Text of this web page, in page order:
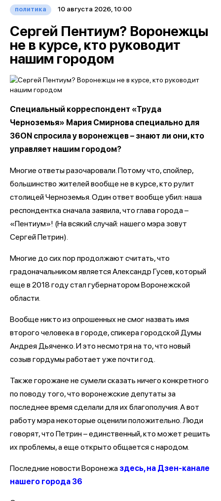
политика 10 августа 2026, 10:00
Сергей Пентиум? Воронежцы
не в курсе, кто руководит
нашим городом
Специальный корреспондент «Труда
Черноземья» Мария Смирнова специально для
36ON спросила у воронежцев – знают ли они, кто
управляет нашим городом?
Многие ответы разочаровали. Потому что, спойлер,
большинство жителей вообще не в курсе, кто рулит
столицей Черноземья. Один ответ вообще убил: наша
респондентка сначала заявила, что глава города –
«Пентиум»! (На всякий случай: нашего мэра зовут
Сергей Петрин).
Многие до сих пор продолжают считать, что
градоначальником является Александр Гусев, который
еще в 2018 году стал губернатором Воронежской
области.
Вообще никто из опрошенных не смог назвать имя
второго человека в городе, спикера городской Думы
Андрея Дьяченко. И это несмотря на то, что новый
созыв гордумы работает уже почти год.
Также горожане не сумели сказать ничего конкретного
по поводу того, что воронежские депутаты за
последнее время сделали для их благополучия. А вот
работу мэра некоторые оценили положительно. Люди
говорят, что Петрин – единственный, кто может решить
их проблемы, а еще открыто общается с народом.
Последние новости Воронежа здесь, на Дзен-канале
нашего города 36